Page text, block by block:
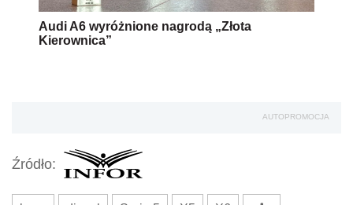
Audi A6 wyróżnione nagrodą „Złota
Kierownica”
AUTOPROMOCJA
Źródło: